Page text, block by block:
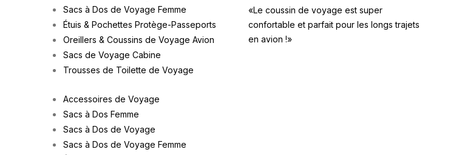
Sacs à Dos de Voyage Femme
Étuis & Pochettes Protège-Passeports
Oreillers & Coussins de Voyage Avion
Sacs de Voyage Cabine
Trousses de Toilette de Voyage
Accessoires de Voyage
Sacs à Dos Femme
Sacs à Dos de Voyage
Sacs à Dos de Voyage Femme
«Le coussin de voyage est super
confortable et parfait pour les longs trajets
en avion !»